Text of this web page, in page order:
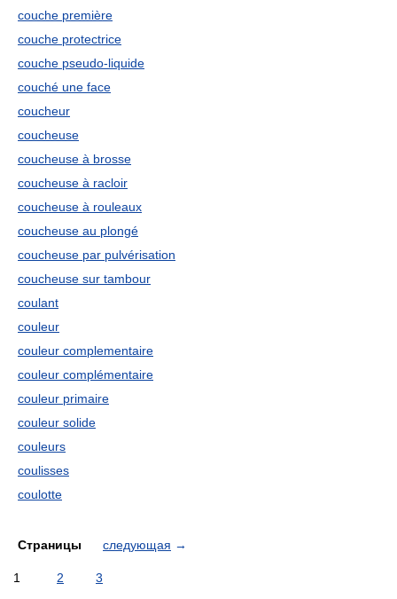
couche première
couche protectrice
couche pseudo-liquide
couché une face
coucheur
coucheuse
coucheuse à brosse
coucheuse à racloir
coucheuse à rouleaux
coucheuse au plongé
coucheuse par pulvérisation
coucheuse sur tambour
coulant
couleur
couleur complementaire
couleur complémentaire
couleur primaire
couleur solide
couleurs
coulisses
coulotte
Страницы следующая →
1 2 3